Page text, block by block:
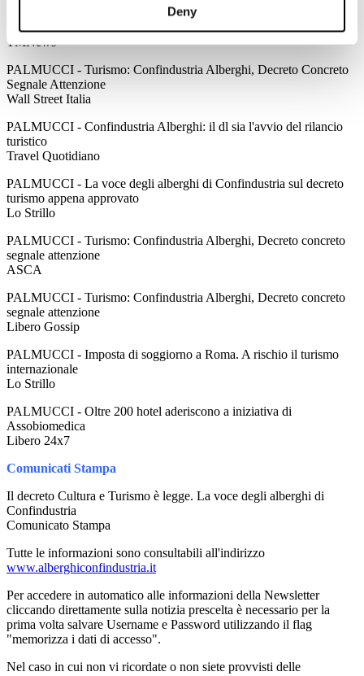
Deny
PALMUCCI - Dl cultura, Confindustria-Alberghi:decreto non sia
punto d'arrivo
TMNews
PALMUCCI - Turismo: Confindustria Alberghi, Decreto Concreto
Segnale Attenzione
Wall Street Italia
PALMUCCI - Confindustria Alberghi: il dl sia l'avvio del rilancio
turistico
Travel Quotidiano
PALMUCCI - La voce degli alberghi di Confindustria sul decreto
turismo appena approvato
Lo Strillo
PALMUCCI - Turismo: Confindustria Alberghi, Decreto concreto
segnale attenzione
ASCA
PALMUCCI - Turismo: Confindustria Alberghi, Decreto concreto
segnale attenzione
Libero Gossip
PALMUCCI - Imposta di soggiorno a Roma. A rischio il turismo
internazionale
Lo Strillo
PALMUCCI - Oltre 200 hotel aderiscono a iniziativa di
Assobiomedica
Libero 24x7
Comunicati Stampa
Il decreto Cultura e Turismo è legge. La voce degli alberghi di
Confindustria
Comunicato Stampa
Tutte le informazioni sono consultabili all'indirizzo
www.alberghiconfindustria.it
Per accedere in automatico alle informazioni della Newsletter
cliccando direttamente sulla notizia prescelta è necessario per la
prima volta salvare Username e Password utilizzando il flag
"memorizza i dati di accesso".
Nel caso in cui non vi ricordate o non siete provvisti delle